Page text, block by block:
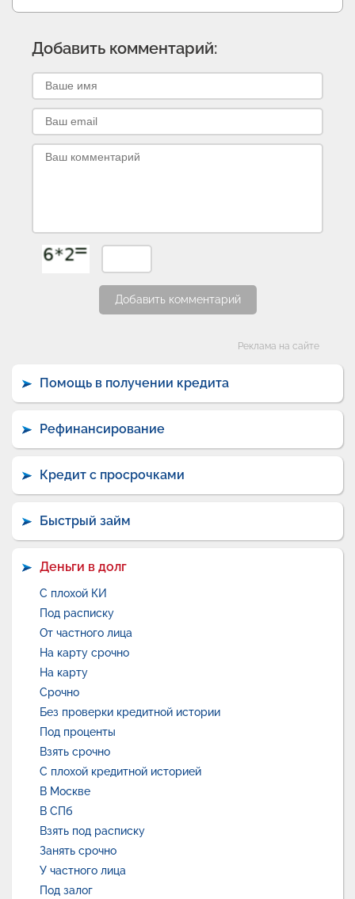
Добавить комментарий:
Добавить комментарий
Реклама на сайте
Помощь в получении кредита
Рефинансирование
Кредит с просрочками
Быстрый займ
Деньги в долг
С плохой КИ
Под расписку
От частного лица
На карту срочно
На карту
Срочно
Без проверки кредитной истории
Под проценты
Взять срочно
С плохой кредитной историей
В Москве
В СПб
Взять под расписку
Занять срочно
У частного лица
Под залог